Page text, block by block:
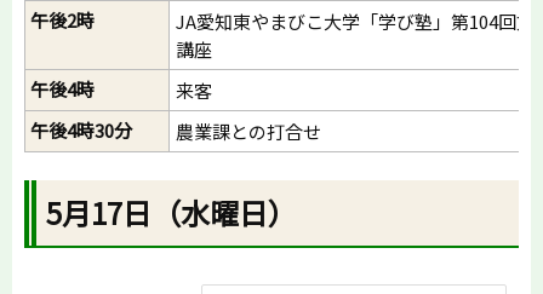
午後2時
JA愛知東やまびこ大学「学び塾」第104回文
講座
午後4時
来客
午後4時30分
農業課との打合せ
5月17日（水曜日）